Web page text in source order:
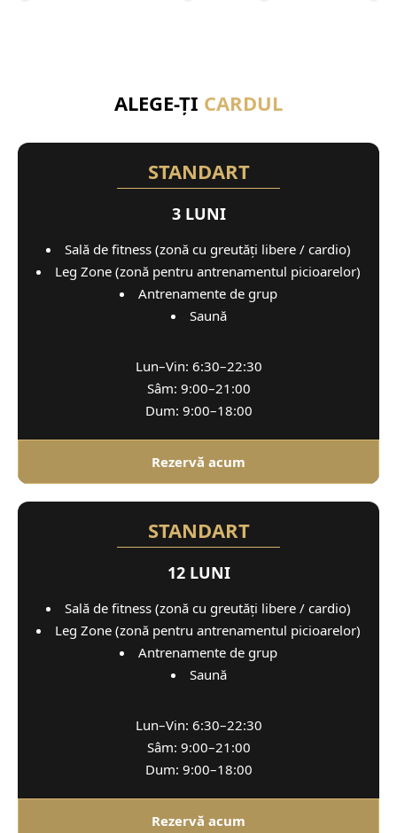
ALEGE-ȚI CARDUL
STANDART
3 LUNI
Sală de fitness (zonă cu greutăți libere / cardio)
Leg Zone (zonă pentru antrenamentul picioarelor)
Antrenamente de grup
Saună
Lun–Vin: 6:30–22:30
Sâm: 9:00–21:00
Dum: 9:00–18:00
Rezervă acum
STANDART
12 LUNI
Sală de fitness (zonă cu greutăți libere / cardio)
Leg Zone (zonă pentru antrenamentul picioarelor)
Antrenamente de grup
Saună
Lun–Vin: 6:30–22:30
Sâm: 9:00–21:00
Dum: 9:00–18:00
Rezervă acum